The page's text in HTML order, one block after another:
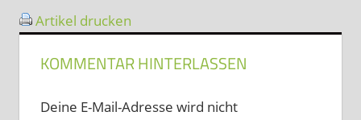
Artikel drucken
KOMMENTAR HINTERLASSEN
Deine E-Mail-Adresse wird nicht